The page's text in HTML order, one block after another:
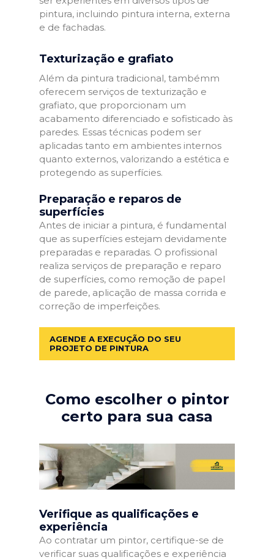
pintura, incluindo pintura interna, externa
e de fachadas.
Texturização e grafiato
Além da pintura tradicional, tambémm
oferecem serviços de texturização e
grafiato, que proporcionam um
acabamento diferenciado e sofisticado às
paredes. Essas técnicas podem ser
aplicadas tanto em ambientes internos
quanto externos, valorizando a estética e
protegendo as superfícies.
Preparação e reparos de
superfícies
Antes de iniciar a pintura, é fundamental
que as superfícies estejam devidamente
preparadas e reparadas. O profissional
realiza serviços de preparação e reparo
de superfícies, como remoção de papel
de parede, aplicação de massa corrida e
correção de imperfeições.
AGENDE A EXECUÇÃO DO SEU
PROJETO DE PINTURA
Como escolher o pintor
certo para sua casa
Verifique as qualificações e
experiência
Ao contratar um pintor, certifique-se de
verificar suas qualificações e experiência